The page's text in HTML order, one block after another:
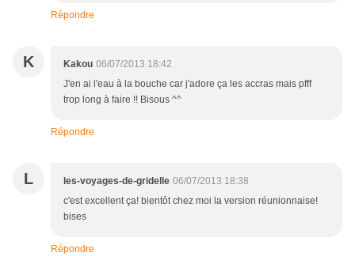
Répondre
K Kakou 06/07/2013 18:42
J'en ai l'eau à la bouche car j'adore ça les accras mais pfff
trop long à faire !! Bisous ^^
Répondre
L les-voyages-de-gridelle 06/07/2013 18:38
c'est excellent ça! bientôt chez moi la version réunionnaise!
bises
Répondre